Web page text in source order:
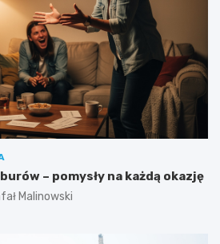
– pomysły na każdą okazję
Malinowski